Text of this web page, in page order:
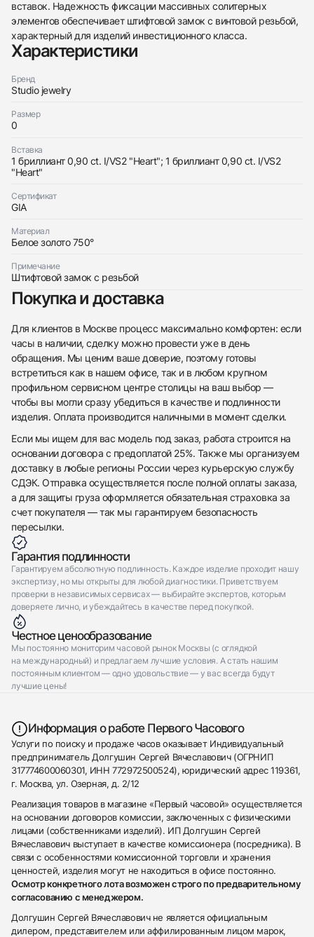
438
285
145
142
205
204
195
150
6
вставок. Надежность фиксации массивных солитерных
элементов обеспечивает штифтовой замок с винтовой резьбой,
характерный для изделий инвестиционного класса.
Характеристики
Бренд
Studio jewelry
Размер
0
Вставка
1 бриллиант 0,90 ct. I/VS2 "Heart"; 1 бриллиант 0,90 ct. I/VS2
"Heart"
Сертификат
GIA
Материал
Белое золото 750°
Примечание
Штифтовой замок с резьбой
Покупка и доставка
Для клиентов в Москве процесс максимально комфортен: если
часы в наличии, сделку можно провести уже в день
обращения. Мы ценим ваше доверие, поэтому готовы
встретиться как в нашем офисе, так и в любом крупном
профильном сервисном центре столицы на ваш выбор —
чтобы вы могли сразу убедиться в качестве и подлинности
изделия. Оплата производится наличными в момент сделки.
Если мы ищем для вас модель под заказ, работа строится на
основании договора с предоплатой 25%. Также мы организуем
доставку в любые регионы России через курьерскую службу
СДЭК. Отправка осуществляется после полной оплаты заказа,
а для защиты груза оформляется обязательная страховка за
счет покупателя — так мы гарантируем безопасность
пересылки.
Гарантия подлинности
Гарантируем абсолютную подлинность. Каждое изделие проходит нашу
экспертизу, но мы открыты для любой диагностики. Приветствуем
проверки в независимых сервисах — выбирайте экспертов, которым
доверяете лично, и убеждайтесь в качестве перед покупкой.
Честное ценообразование
Мы постоянно мониторим часовой рынок Москвы (с оглядкой
на международный) и предлагаем лучшие условия. А стать нашим
постоянным клиентом — одно удовольствие — у вас всегда будут
лучшие цены!
Информация о работе Первого Часового
Услуги по поиску и продаже часов оказывает Индивидуальный
предприниматель Долгушин Сергей Вячеславович (ОГРНИП
317774600060301, ИНН 772972500524), юридический адрес 119361,
г. Москва, ул. Озерная, д. 2/12
Реализация товаров в магазине «Первый часовой» осуществляется
на основании договоров комиссии, заключенных с физическими
лицами (собственниками изделий). ИП Долгушин Сергей
Вячеславович выступает в качестве комиссионера (посредника). В
связи с особенностями комиссионной торговли и хранения
ценностей, изделия могут не находиться в офисе постоянно.
Осмотр конкретного лота возможен строго по предварительному
согласованию с менеджером.
Долгушин Сергей Вячеславович не является официальным
дилером, представителем или аффилированным лицом марок,
Заказать эти часы
Оставьте ваши контактные данные и мы свяжемся
$5,150
Отправить заявку
Оставьте ваши контактные данные и мы свяжемся
с вами
Приложите фото ваших часов…
Отправить заявку